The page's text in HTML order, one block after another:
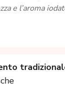
e l’aroma